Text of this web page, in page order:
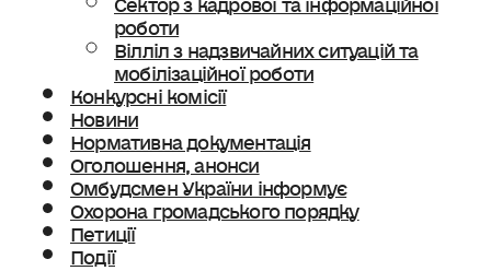
роботи
Вілліл з надзвичайних ситуацій та
мобілізаційної роботи
Конкурсні комісії
Новини
Нормативна документація
Оголошення, анонси
Омбудсмен України інформує
Охорона громадського порядку
Петиції
Події